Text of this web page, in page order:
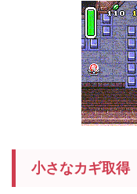
小さなカギ取得